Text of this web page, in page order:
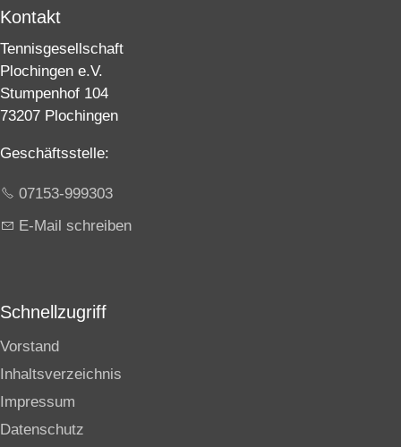
Kontakt
Tennisgesellschaft
Plochingen e.V.
Stumpenhof 104
73207 Plochingen
Geschäftsstelle:
07153-999303
E-Mail schreiben
Schnellzugriff
Vorstand
Inhaltsverzeichnis
Impressum
Datenschutz